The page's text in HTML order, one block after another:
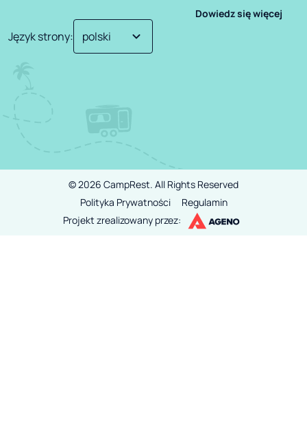
Dowiedz się więcej
Język strony:
©2026 CampRest. All Rights Reserved
Polityka Prywatności
Regulamin
Projekt zrealizowany przez: